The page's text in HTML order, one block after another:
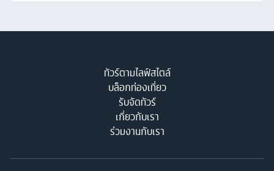
ทัวร์ตามไลฟ์สไตล์
บล็อกท่องเที่ยว
รับจัดทัวร์
เกี่ยวกับเรา
ร่วมงานกับเรา